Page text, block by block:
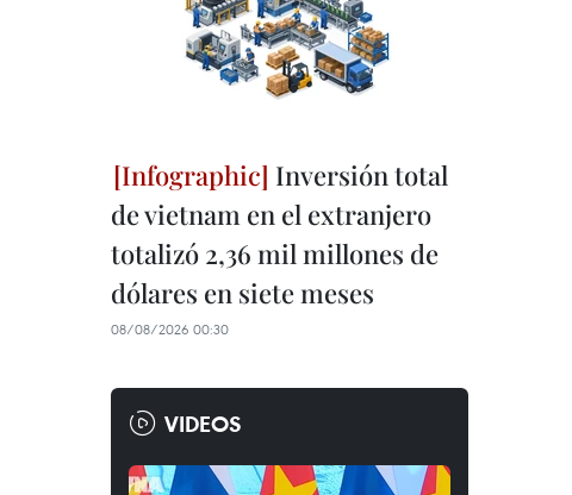
Inversión total
de vietnam en el extranjero
totalizó 2,36 mil millones de
dólares en siete meses
08/08/2026 00:30
VIDEOS